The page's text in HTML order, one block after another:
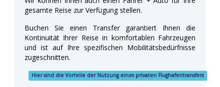
gesamte Reise zur Verfügung stellen.
Buchen Sie einen Transfer garantiert Ihnen die
Kontinuität Ihrer Reise in komfortablen Fahrzeugen
und ist auf Ihre spezifischen Mobilitätsbedürfnisse
zugeschnitten.
Hier sind die Vorteile der Nutzung eines privaten Flughafentransfers